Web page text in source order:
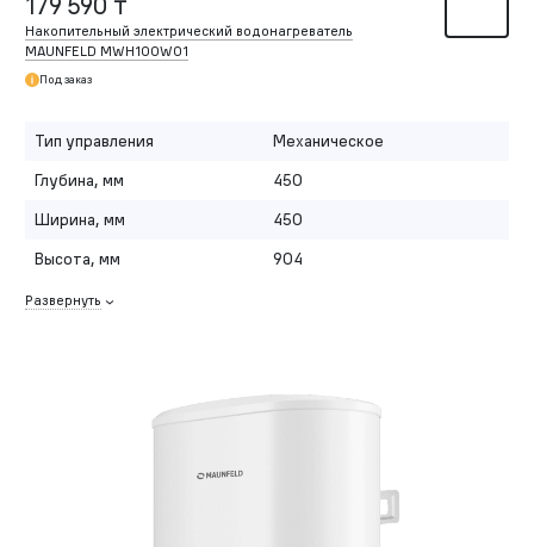
Накопительный электрический водонагреватель
MAUNFELD MWH100W01
Под заказ
Тип управления
Механическое
Глубина, мм
450
Ширина, мм
450
Высота, мм
904
Развернуть